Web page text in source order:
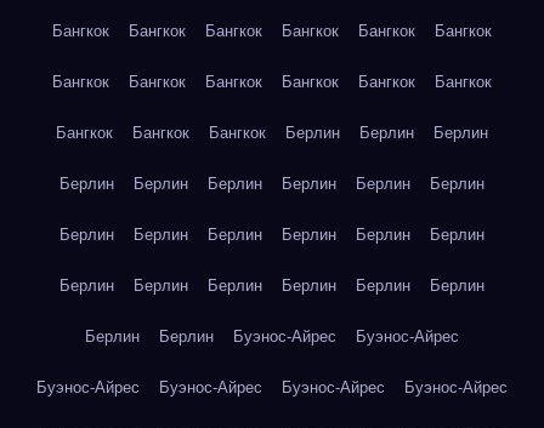
Бангкок Бангкок Бангкок Бангкок Бангкок Бангкок
Бангкок Бангкок Бангкок Бангкок Бангкок Бангкок
Бангкок Бангкок Бангкок Берлин Берлин Берлин
Берлин Берлин Берлин Берлин Берлин Берлин
Берлин Берлин Берлин Берлин Берлин Берлин
Берлин Берлин Берлин Берлин Берлин Берлин
Берлин Берлин Буэнос-Айрес Буэнос-Айрес
Буэнос-Айрес Буэнос-Айрес Буэнос-Айрес Буэнос-Айрес